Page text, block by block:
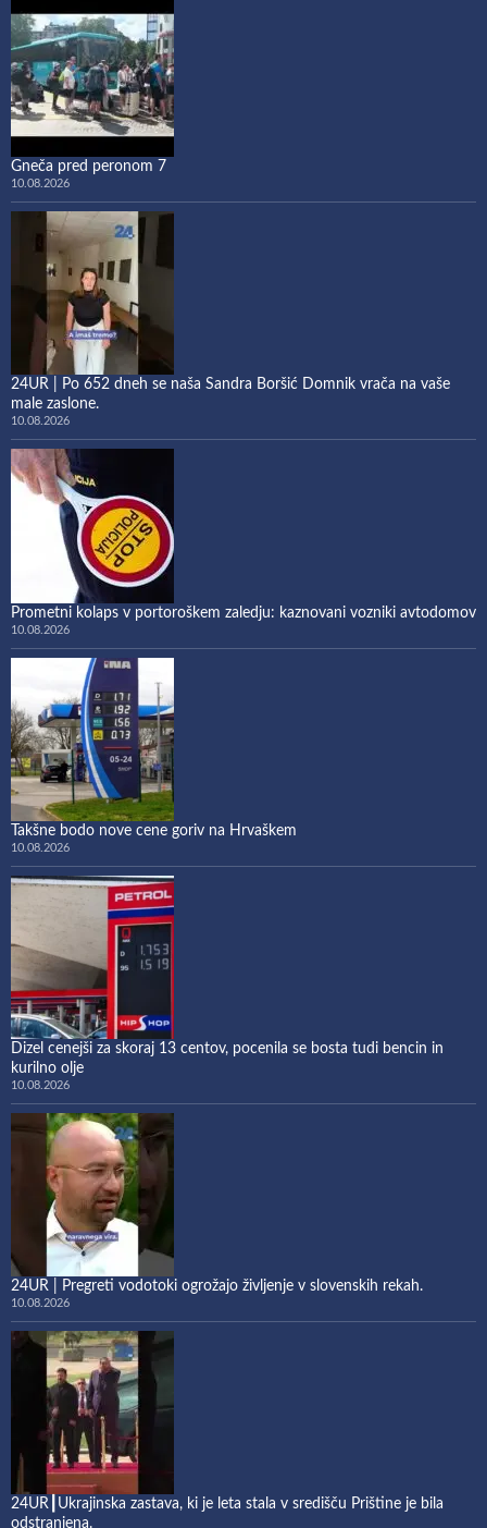
Gneča pred peronom 7
10.08.2026
24UR | Po 652 dneh se naša Sandra Boršić Domnik vrača na vaše
male zaslone.
10.08.2026
Prometni kolaps v portoroškem zaledju: kaznovani vozniki avtodomov
10.08.2026
Takšne bodo nove cene goriv na Hrvaškem
10.08.2026
Dizel cenejši za skoraj 13 centov, pocenila se bosta tudi bencin in
kurilno olje
10.08.2026
24UR | Pregreti vodotoki ogrožajo življenje v slovenskih rekah.
10.08.2026
24UR┃Ukrajinska zastava, ki je leta stala v središču Prištine je bila
odstranjena.